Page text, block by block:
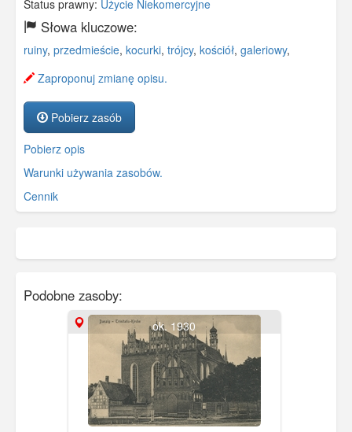
Status prawny: Użycie Niekomercyjne
Słowa kluczowe:
ruiny, przedmieście, kocurki, trójcy, kościół, galeriowy,
Zaproponuj zmianę opisu.
Pobierz zasób
Pobierz opis
Warunki używania zasobów.
Cennik
Podobne zasoby:
ok. 1930